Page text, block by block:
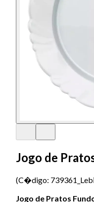
Jogo de
(C�digo:
Jogo de Pratos